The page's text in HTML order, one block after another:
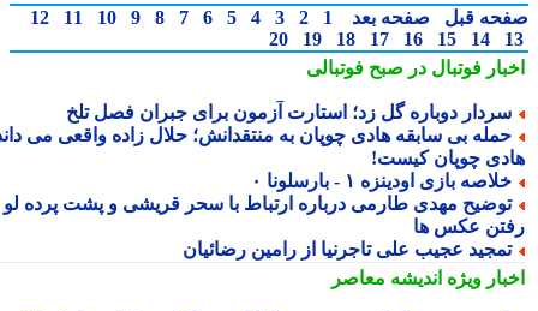
قبل صفحه بعد 1
2
3
4
5
6
7
8
9
10
11
12
14
15
16
17
18
19
20
فوتبال در صبح فوتبالی
دوباره گل زد؛ استارت آزمون برای جبران فصل تلخ
بی سابقه هادی چوپان به منتقدانش؛ حلال زاده واقعی می داند
چوپان کیست!
بازی اودینزه ۱ - بارسلونا ۰
مهدی طارمی درباره ارتباط با سحر قریشی و پشت پرده لو
عکس ها
عجیب علی تاجرنیا از رامین رضائیان
ویژهاندیشه معاصر